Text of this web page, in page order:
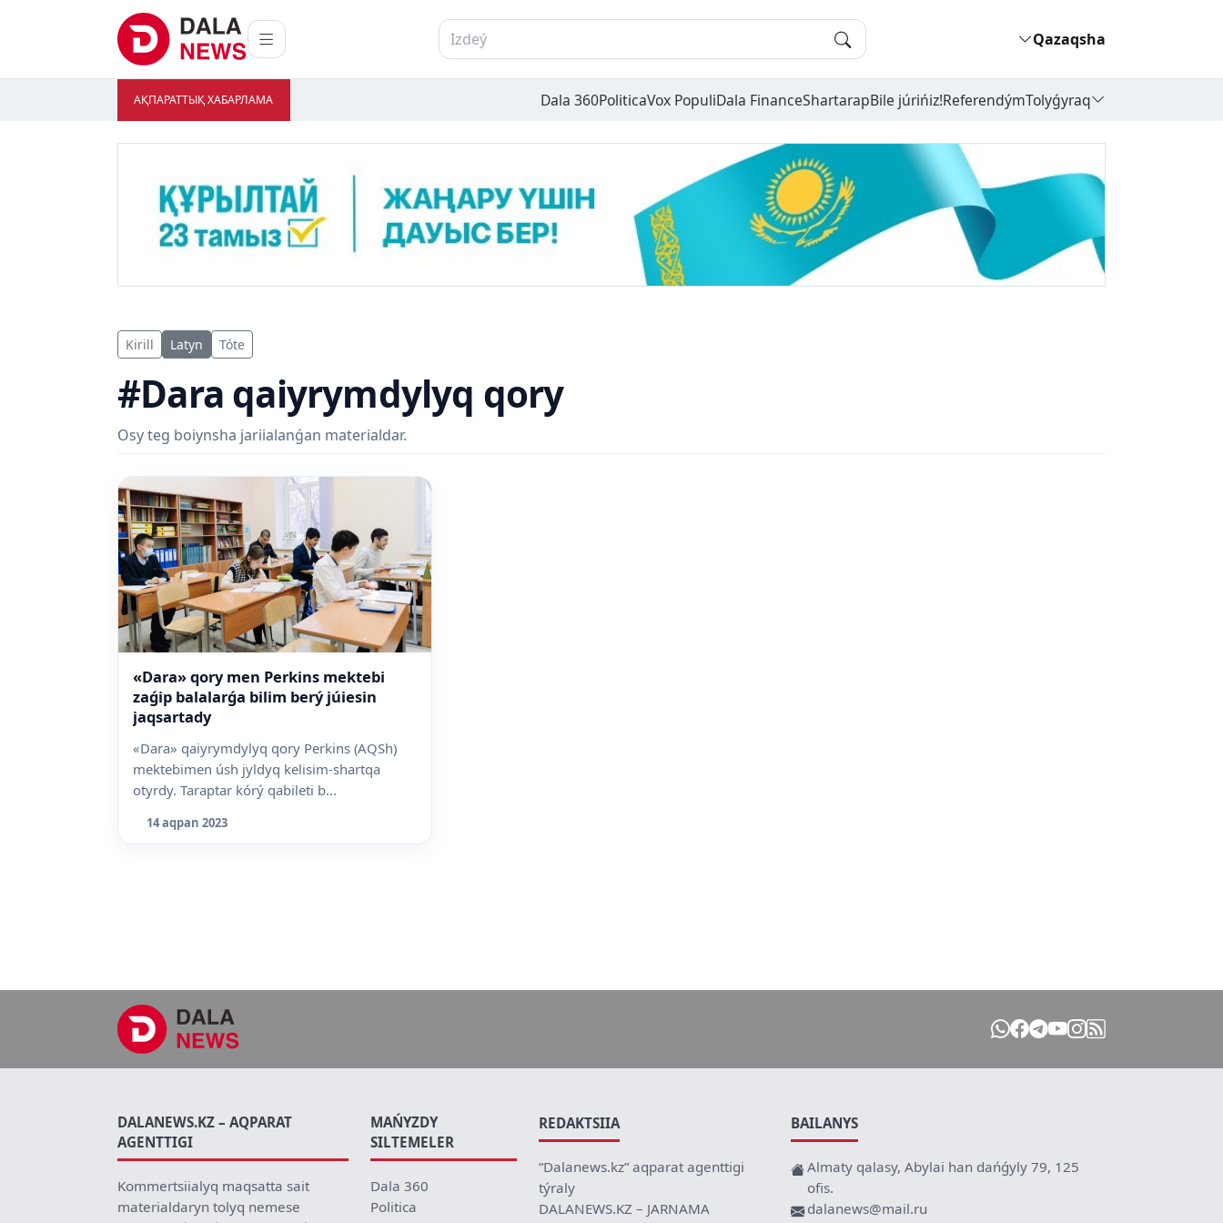
Qazaqsha
АҚПАРАТТЫҚ ХАБАРЛАМА Dala 360PoliticaVox PopuliDala FinanceShartarapBile júrińiz!ReferendýmTolyǵyraq
Kirill Latyn Tóte
#Dara qaiyrymdylyq qory
Osy teg boiynsha jariialanǵan materialdar.
«Dara» qory men Perkins mektebi
zaǵip balalarǵa bilim berý júiesin
jaqsartady
«Dara» qaiyrymdylyq qory Perkins (AQSh)
mektebimen úsh jyldyq kelisim-shartqa
otyrdy. Taraptar kórý qabileti b...
14 aqpan 2023
DALANEWS.KZ – AQPARAT
AGENTTIGI
Kommertsiialyq maqsatta sait
materialdaryn tolyq nemese
MAŃYZDY
SILTEMELER
Dala 360
Politica
REDAKTSIIA
“Dalanews.kz” aqparat agenttigi
týraly
DALANEWS.KZ – JARNAMA
BAILANYS
Almaty qalasy, Abylai han dańǵyly 79, 125
ofis.
dalanews@mail.ru